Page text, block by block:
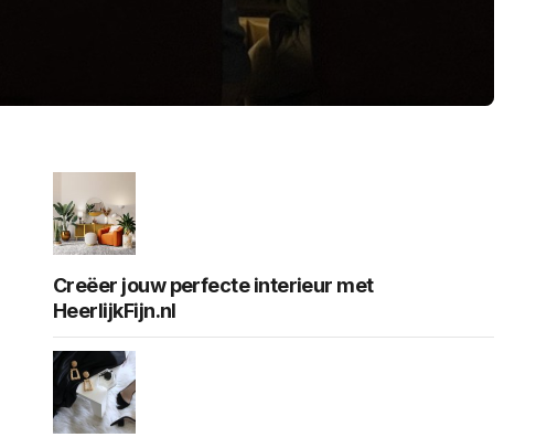
Creëer jouw perfecte interieur met
HeerlijkFijn.nl